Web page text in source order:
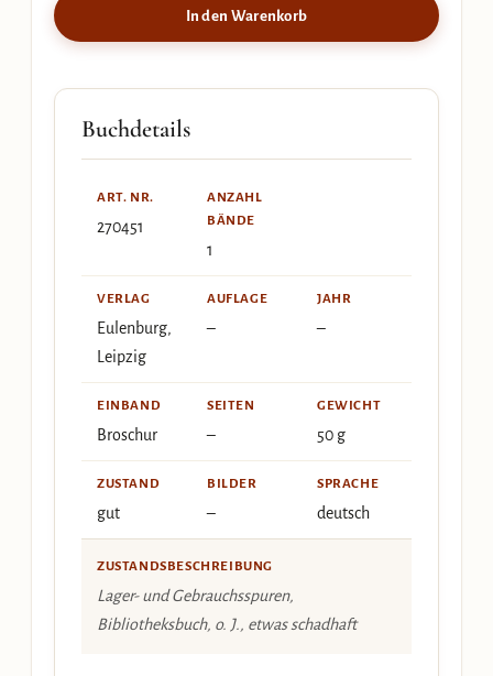
In den Warenkorb
Buchdetails
ART. NR.
270451
ANZAHL
BÄNDE
1
VERLAG
Eulenburg,
Leipzig
AUFLAGE
–
JAHR
–
EINBAND
Broschur
SEITEN
–
GEWICHT
50 g
ZUSTAND
gut
BILDER
–
SPRACHE
deutsch
ZUSTANDSBESCHREIBUNG
Lager- und Gebrauchsspuren,
Bibliotheksbuch, o. J., etwas schadhaft